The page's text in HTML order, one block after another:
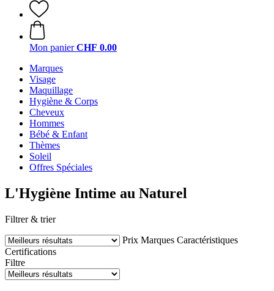
Mon panier CHF 0.00
Marques
Visage
Maquillage
Hygiène & Corps
Cheveux
Hommes
Bébé & Enfant
Thèmes
Soleil
Offres Spéciales
L'Hygiène Intime au Naturel
Filtrer & trier
Prix Marques Caractéristiques
Certifications
Filtre